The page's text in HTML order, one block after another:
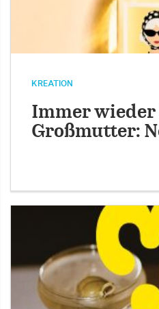
KREATION
Immer wieder
Großmutter: